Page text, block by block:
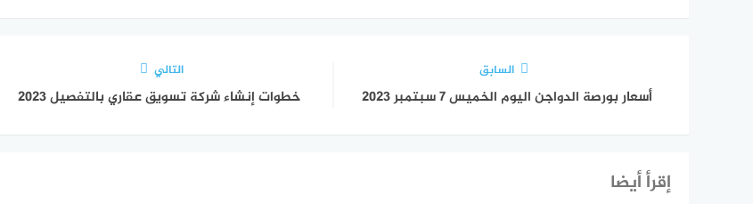
السابق
أسعار بورصة الدواجن اليوم الخميس 7 سبتمبر 2023
التالي
خطوات إنشاء شركة تسويق عقاري بالتفصيل 2023
إقرأ أيضا